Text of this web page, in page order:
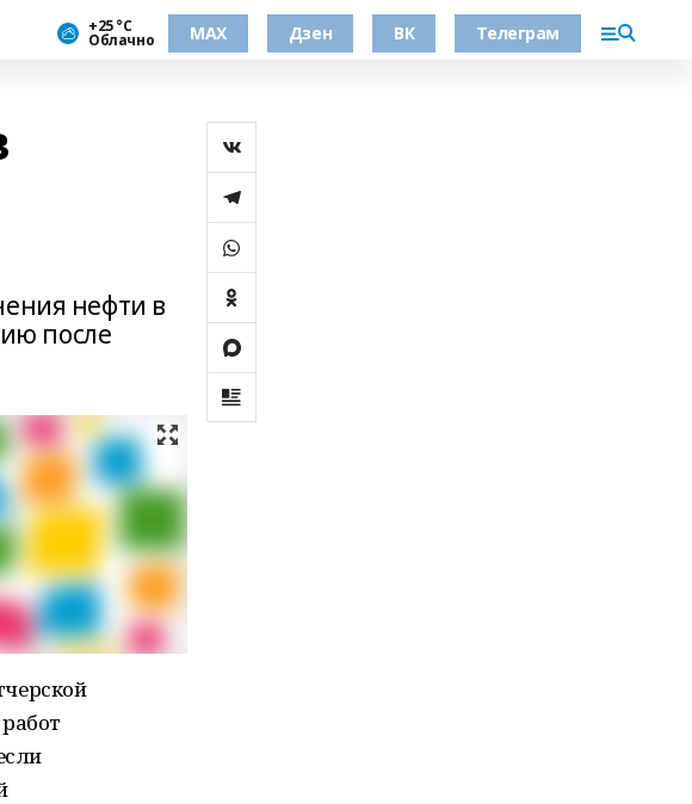
+25 °С
Облачно МАХ Дзен ВК Телеграм
нефти в
после